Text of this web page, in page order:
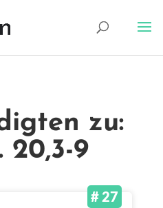
zu:
20,3-9
# 27